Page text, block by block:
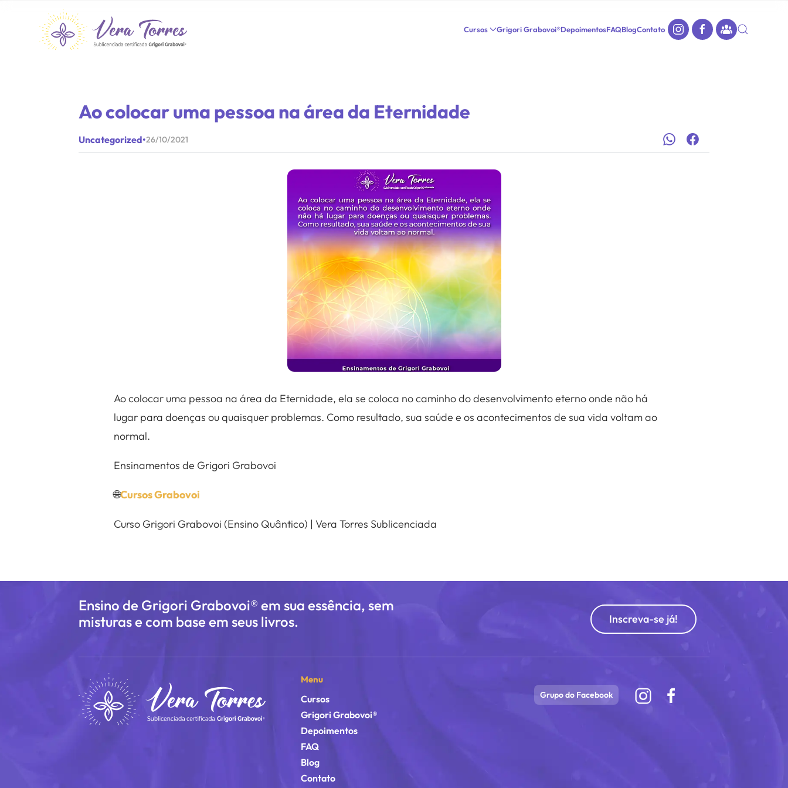
Cursos Grigori Grabovoi®DepoimentosFAQBlogContato
Ao colocar uma pessoa na área da Eternidade
Uncategorized•26/10/2021
Ao colocar uma pessoa na área da Eternidade, ela se coloca no caminho do desenvolvimento eterno onde não há
lugar para doenças ou quaisquer problemas. Como resultado, sua saúde e os acontecimentos de sua vida voltam ao
normal.
Ensinamentos de Grigori Grabovoi
🌐Cursos Grabovoi
Curso Grigori Grabovoi (Ensino Quântico) | Vera Torres Sublicenciada
Ensino de Grigori Grabovoi® em sua essência, sem
misturas e com base em seus livros.
Inscreva-se já!
Menu
Cursos
Grigori Grabovoi®
Depoimentos
FAQ
Blog
Contato
Grupo do Facebook